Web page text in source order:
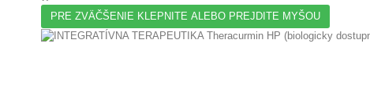
PRE ZVÄČŠENIE KLEPNITE ALEBO PREJDITE MYŠOU